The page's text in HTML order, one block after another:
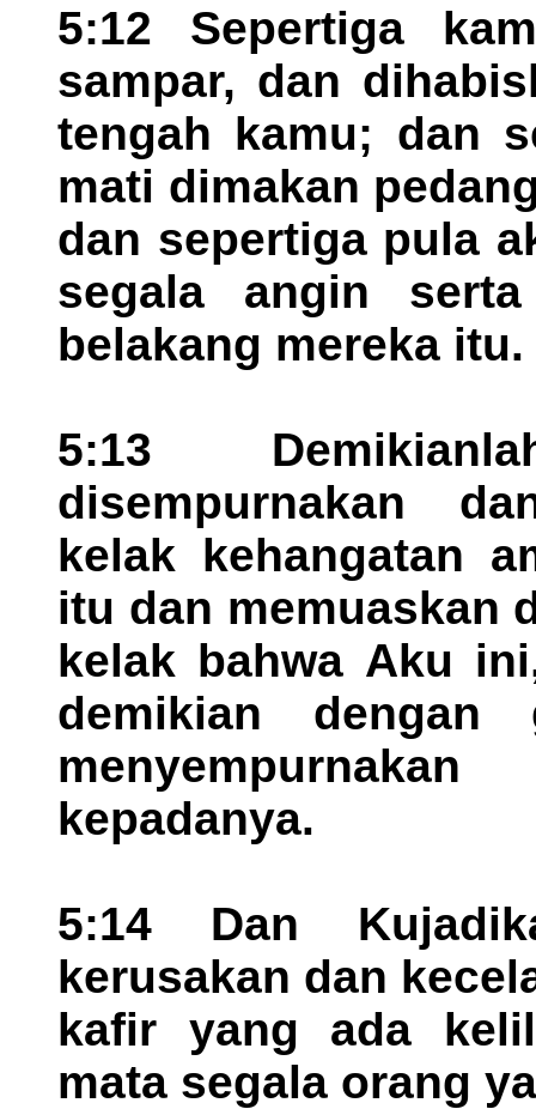
5:12 Sepertiga
sampar, dan
tengah kamu; dan
mati dimakan
dan sepertiga pula
segala angin
belakang mereka itu.
5:13
disempurnakan
kelak kehangatan
itu dan memuaskan
kelak bahwa Aku
demikian dengan
menyempurnakan
kepadanya.
5:14 Dan
kerusakan dan
kafir yang ada
mata segala orang